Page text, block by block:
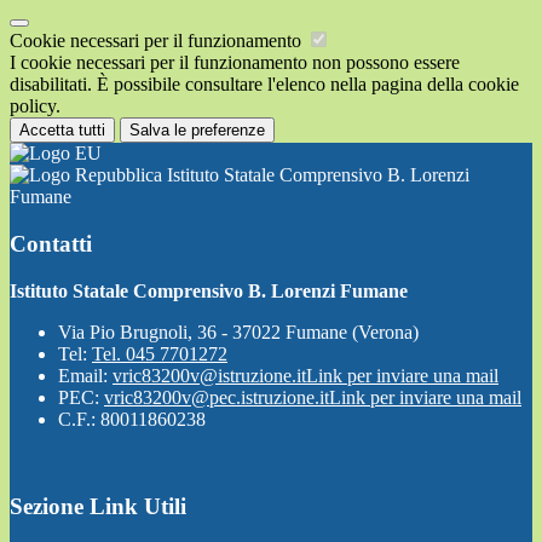
Cookie necessari per il funzionamento
I cookie necessari per il funzionamento non possono essere
disabilitati. È possibile consultare l'elenco nella pagina della cookie
policy.
Accetta tutti Salva le preferenze
Istituto Statale Comprensivo B. Lorenzi
Fumane
Contatti
Istituto Statale Comprensivo B. Lorenzi Fumane
Via Pio Brugnoli, 36 - 37022 Fumane (Verona)
Tel: Tel. 045 7701272
Email: vric83200v@istruzione.itLink per inviare una mail
PEC: vric83200v@pec.istruzione.itLink per inviare una mail
C.F.: 80011860238
Sezione Link Utili